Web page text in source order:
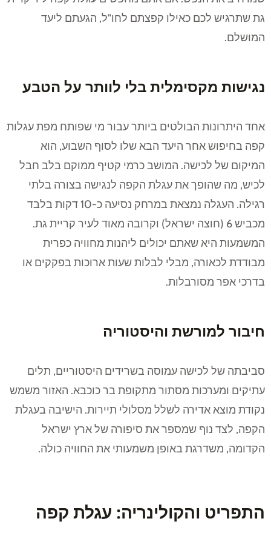
גת שתרגיש לכם כאילו קפצתם לחו"ל, הגעתם ליעד
המושלם.
נגישות מקסימלית בלי לוותר על הטבע
אחד היתרונות הבולטים ביותר עבור מי שפותח מפת עגלות
קפה בחיפוש אחר היעד הבא שלו לסוף השבוע, הוא
המיקום של לכישה. המושב כרמי קטיף ממוקם בלב חבל
לכיש, מה שהופך את עגלת הקפה לנגישה בצורה בלתי
רגילה. העגלה נמצאת במרחק נסיעה כ-10 דקות בלבד
מכביש 6 (חוצה ישראל) וקרובה מאוד לעיר קריית גת.
המשמעות היא שאתם יכולים ליהנות מחוויה כפרית
מבודדת לכאורה, מבלי לבלות שעות ארוכות בפקקים או
בדרכי אפר מסורבלות.
חיבור למורשת והיסטוריה
סביבתה של לכישה עמוסה בשרידים היסטוריים, תלים
עתיקים ומערכות מסתור מתקופת בר כוכבא. האזור משמש
נקודת מוצא אדירה לשלל מסלולי תיירות. הישיבה בעגלת
הקפה, לצד נוף שמספר את סיפורה של ארץ ישראל
הקדומה, משדרגת באופן משמעותי את החוויה כולה.
התפריט והקולינריה: עגלת קפה